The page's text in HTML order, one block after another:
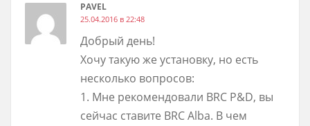
PAVEL
25.04.2016 в 22:48
Добрый день!
Хочу такую же установку, но есть
несколько вопросов:
1. Мне рекомендовали BRC P&D, вы
сейчас ставите BRC Alba. В чем